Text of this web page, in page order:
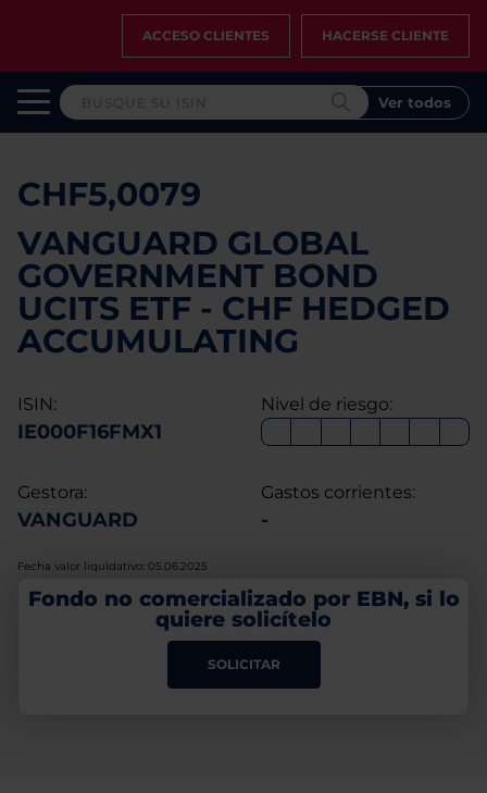
ACCESO CLIENTES HACERSE CLIENTE
Ver todos
CHF5,0079
VANGUARD GLOBAL
GOVERNMENT BOND
UCITS ETF - CHF HEDGED
ACCUMULATING
ISIN:
IE000F16FMX1
Nivel de riesgo:
Gestora:
VANGUARD
Gastos corrientes:
-
Fecha valor liquidativo: 05.06.2025
Fondo no comercializado por EBN, si lo
quiere solicítelo
SOLICITAR